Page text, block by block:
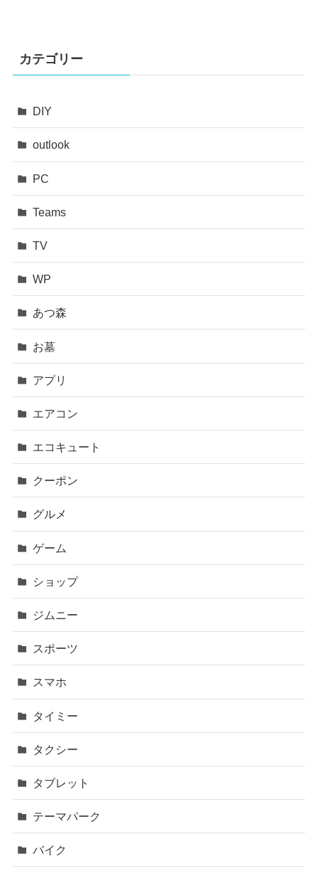
カテゴリー
DIY
outlook
PC
Teams
TV
WP
あつ森
お墓
アプリ
エアコン
エコキュート
クーポン
グルメ
ゲーム
ショップ
ジムニー
スポーツ
スマホ
タイミー
タクシー
タブレット
テーマパーク
バイク